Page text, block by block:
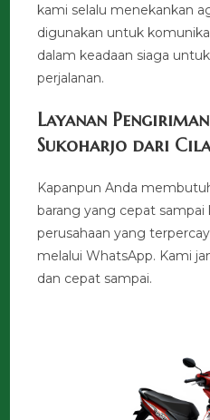
kami selalu menekankan
digunakan untuk
dalam keadaan siaga
perjalanan.
Layanan
Sukoharjo dari
Kapanpun Anda
barang yang cepat
perusahaan yang
melalui WhatsApp. Kami
dan cepat sampai.